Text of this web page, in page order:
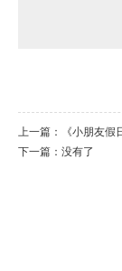
上一篇：
《小朋友
下一篇：没有了